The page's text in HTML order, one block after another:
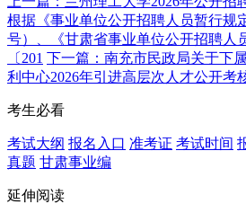
根据《事业单位公开招聘人员暂行规
号）、《甘肃省事业单位公开招聘人
〔201 下一篇：南充市民政局关于下
利中心2026年引进高层次人才公开考
考生必看
考试大纲 报名入口 准考证 考试时间
真题 甘肃事业编
延伸阅读